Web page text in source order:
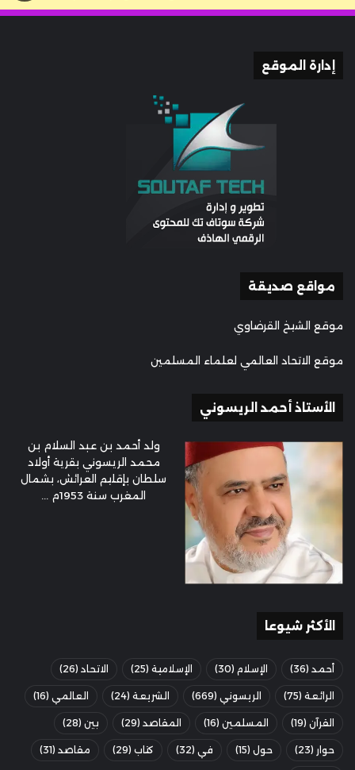
إدارة الموقع
مواقع صديقة
موقع الشيخ القرضاوي
موقع الاتحاد العالمي لعلماء المسلمين
الأستاذ أحمد الريسوني
ولد أحمد بن عبد السلام بن
محمد الريسوني بقرية أولاد
سلطان بإقليم العرائش، بشمال
المغرب سنة 1953م ...
الأكثر شيوعا
أحمد (36) الإسلام (30) الإسلامية (25) الاتحاد (26)
الرائعة (75) الريسوني (669) الشريعة (24) العالمي (16)
القرآن (19) المسلمين (16) المقاصد (29) بين (28)
حوار (23) حول (15) في (32) كتاب (29) مقاصد (31)